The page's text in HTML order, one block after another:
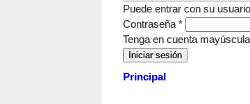
Puede entrar con su
Contraseña *
Tenga en cuenta
Principal